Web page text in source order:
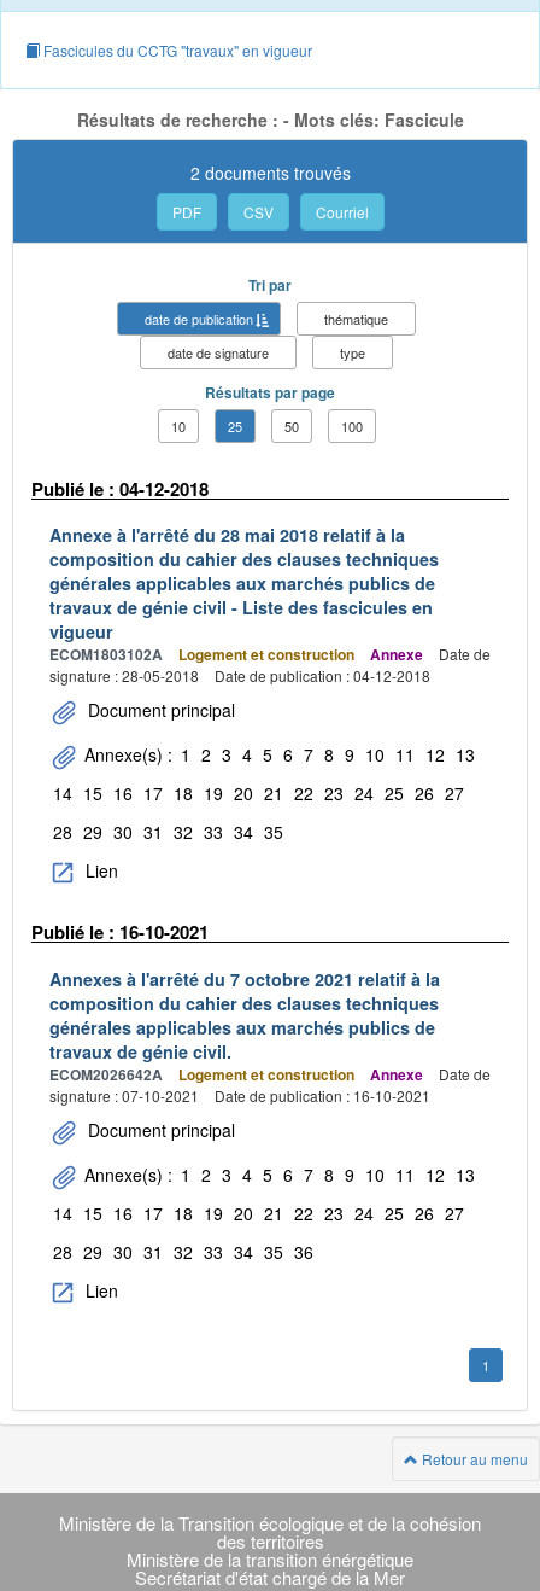
Fascicules du CCTG "travaux" en vigueur
Résultats de recherche : - Mots clés: Fascicule
2 documents trouvés
PDF CSV Courriel
Tri par
date de publication
thématique
date de signature
type
Résultats par page
10 25 50 100
Publié le : 04-12-2018
Annexe à l'arrêté du 28 mai 2018 relatif à la
composition du cahier des clauses techniques
générales applicables aux marchés publics de
travaux de génie civil - Liste des fascicules en
vigueur
ECOM1803102A Logement et construction Annexe
Date de
signature : 28-05-2018
Date de publication : 04-12-2018
Document principal
Annexe(s) : 1 2 3 4 5 6 7 8 9 10 11 12 13
14 15 16 17 18 19 20 21 22 23 24 25 26 27
28 29 30 31 32 33 34 35
Lien
Publié le : 16-10-2021
Annexes à l'arrêté du 7 octobre 2021 relatif à la
composition du cahier des clauses techniques
générales applicables aux marchés publics de
travaux de génie civil.
ECOM2026642A Logement et construction Annexe
Date de
signature : 07-10-2021
Date de publication : 16-10-2021
Document principal
Annexe(s) : 1 2 3 4 5 6 7 8 9 10 11 12 13
14 15 16 17 18 19 20 21 22 23 24 25 26 27
28 29 30 31 32 33 34 35 36
Lien
1
Retour au menu
Navigation
transverse
Ministère de la Transition écologique et de la cohésion
des territoires
Ministère de la transition énérgétique
Secrétariat d'état chargé de la Mer